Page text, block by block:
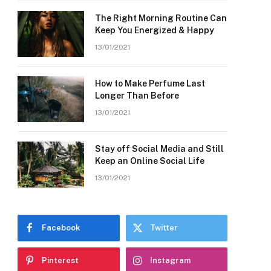
The Right Morning Routine Can
Keep You Energized & Happy
13/01/2021
How to Make Perfume Last
Longer Than Before
13/01/2021
Stay off Social Media and Still
Keep an Online Social Life
13/01/2021
Facebook Twitter
Pinterest Instagram